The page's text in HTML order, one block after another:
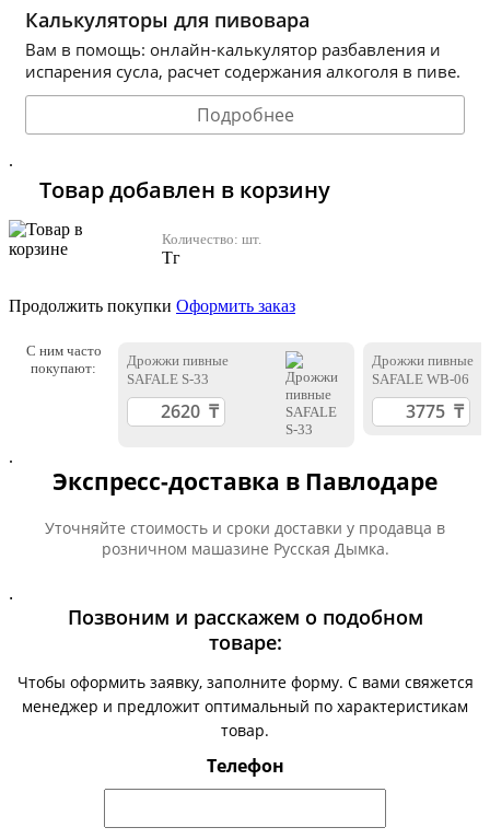
Калькуляторы для пивовара
Вам в помощь: онлайн-калькулятор разбавления и
испарения сусла, расчет содержания алкоголя в пиве.
Подробнее
.
Товар добавлен в корзину
Количество: шт.
Тг
Продолжить покупки Оформить заказ
С ним часто
покупают:
Дрожжи пивные
SAFALE S-33
Дрожжи пивные
SAFALE WB-06
.
Экспресс-доставка в Павлодаре
Уточняйте стоимость и сроки доставки у продавца в
розничном машазине Русская Дымка.
.
Позвоним и расскажем о подобном
товаре:
Чтобы оформить заявку, заполните форму. С вами свяжется
менеджер и предложит оптимальный по характеристикам
товар.
Телефон